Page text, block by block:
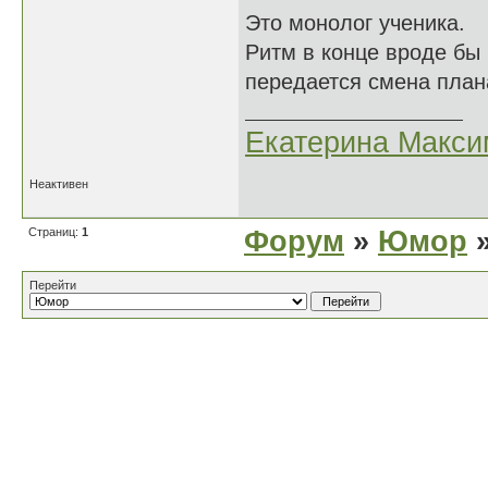
Это монолог ученика.
Ритм в конце вроде бы
передается смена
Екатерина
Неактивен
Страниц: 1 Форум » Юмор
Перейти